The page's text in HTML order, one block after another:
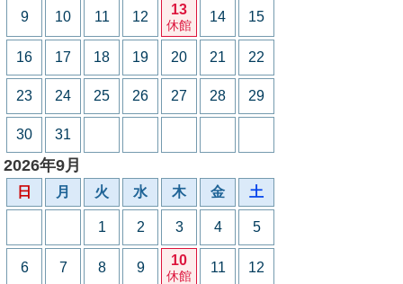
9 10 11 12 13
休館
14 15
16 17 18 19 20 21 22
23 24 25 26 27 28 29
30 31
2026年9月
日 月 火 水 木 金 土
1 2 3 4 5
6 7 8 9 10
休館
11 12